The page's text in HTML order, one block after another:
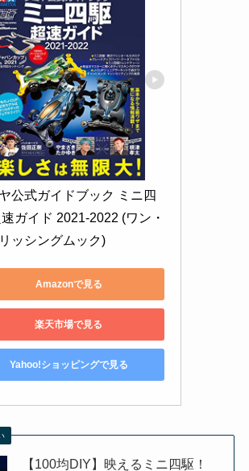
公式ガイドブック ミニ四
ガイド 2021-2022 (ワン・
ッシングムック)
Amazonで見る
楽天市場で見る
Yahoo!ショッピングで見る
【100均DIY】映えるミニ四駆！